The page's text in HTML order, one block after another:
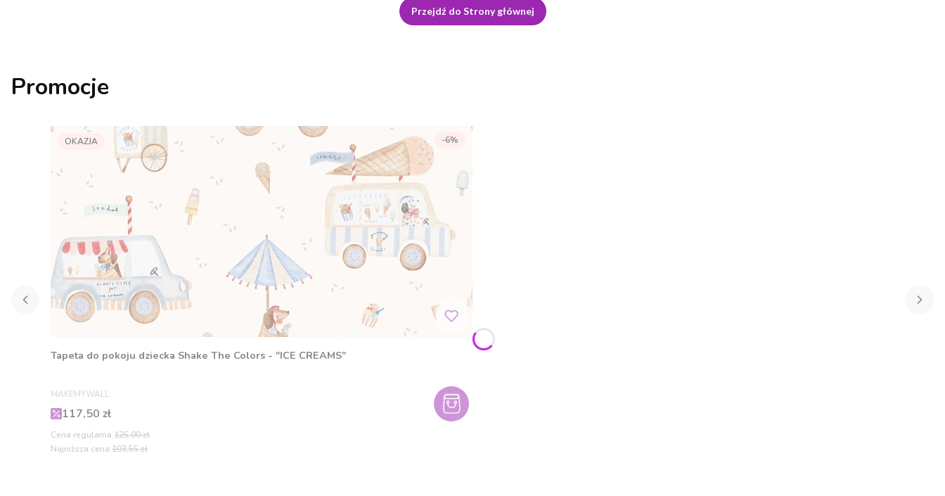
Przejdź do Strony głównej
Promocje
OKAZJA
Tapeta do pokoju dziecka Shake The Colors - "ICE CREAMS"
PRODUCENT
MAKEMYWALL
Cena promocyjna
117,50 zł
Cena regularna:125,00 zł
-6%
Najniższa cena:103,55 zł